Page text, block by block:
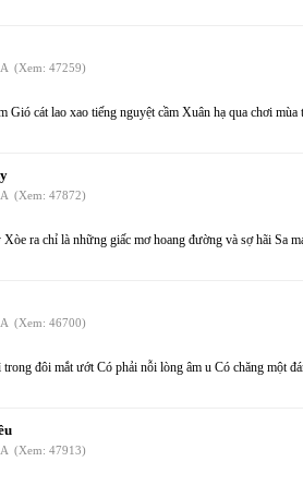
(Xem: 47259)
Gió cát lao xao tiếng nguyệt cầm Xuân hạ qua chơi
(Xem: 47872)
ra chỉ là những giấc mơ hoang đường và sợ hãi Sa
(Xem: 46700)
đôi mắt ướt Có phải nỗi lòng âm u Có chăng một
(Xem: 47913)